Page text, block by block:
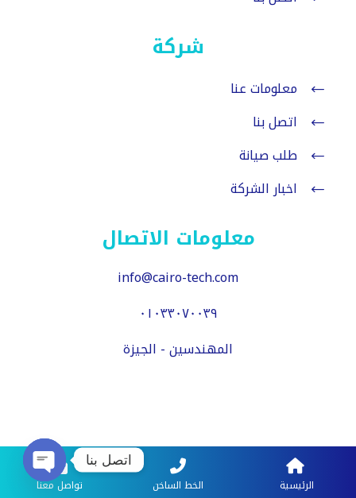
شركة
معلومات عنا
اتصل بنا
طلب صيانة
اخبار الشركة
معلومات الاتصال
info@cairo-tech.com
٠١٠٣٣٠٧٠٠٣٩
المهندسين - الجيزة
الرئيسية الخط الساخن تواصل معنا
اتصل بنا
chaty